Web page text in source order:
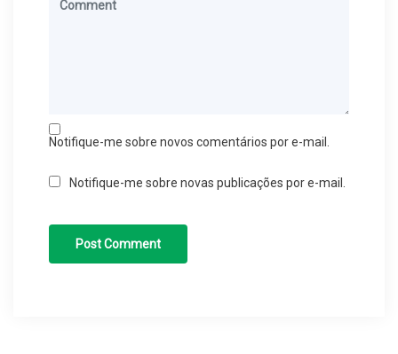
Notifique-me sobre novos comentários por e-mail.
Notifique-me sobre novas publicações por e-mail.